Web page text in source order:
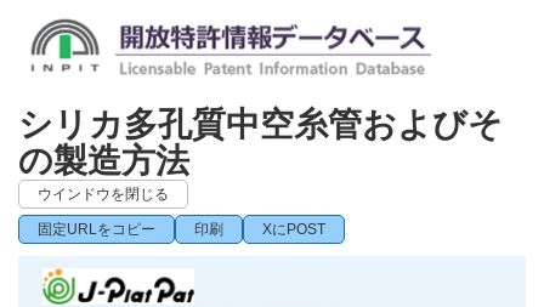
シリカ多孔質中空糸管およびそ
の製造方法
ウインドウを閉じる
固定URLをコピー 印刷 XにPOST